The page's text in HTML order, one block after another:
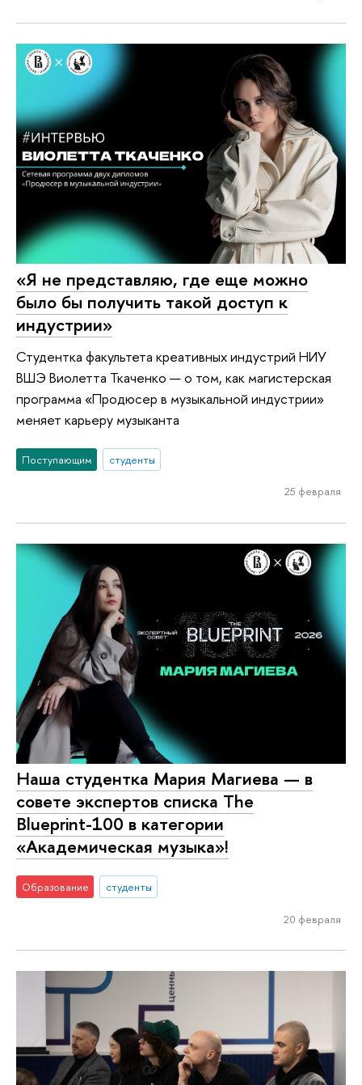
«Я не представляю, где еще можно
было бы получить такой доступ к
индустрии»
Студентка факультета креативных индустрий НИУ
ВШЭ Виолетта Ткаченко — о том, как магистерская
программа «Продюсер в музыкальной индустрии»
меняет карьеру музыканта
Поступающим студенты
25 февраля
Наша студентка Мария Магиева — в
совете экспертов списка The
Blueprint-100 в категории
«Академическая музыка»!
Образование студенты
20 февраля